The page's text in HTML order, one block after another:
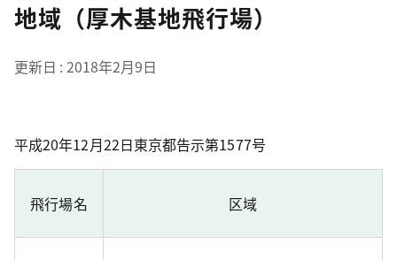
地域（厚木基地飛行場）
更新日 2018年2月9日
平成20年12月22日東京都告示第1577号
飛行場名 区域